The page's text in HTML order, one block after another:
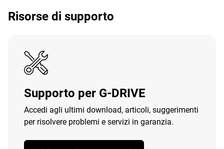
Risorse di supporto
Supporto per G-DRIVE
Accedi agli ultimi download, articoli, suggerimenti
per risolvere problemi e servizi in garanzia.